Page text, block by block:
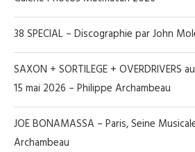
38 SPECIAL – Discographie par John
SAXON + SORTILEGE +
15 mai 2026 – Philippe Archambeau
JOE BONAMASSA – Paris, Seine
Archambeau